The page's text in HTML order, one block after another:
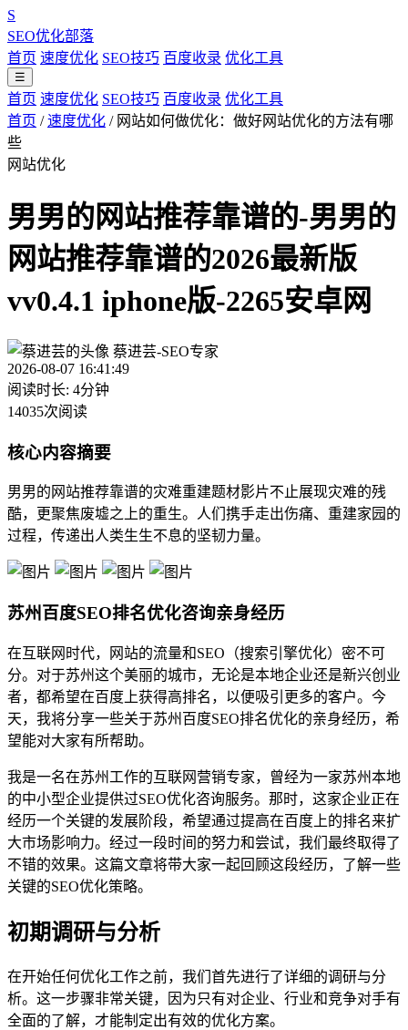
S
SEO优化部落
首页 速度优化 SEO技巧 百度收录 优化工具
☰
首页 速度优化 SEO技巧 百度收录 优化工具
首页 / 速度优化 / 网站如何做优化：做好网站优化的方法有哪
些
网站优化
男男的网站推荐靠谱的-男男的
网站推荐靠谱的2026最新版
vv0.4.1 iphone版-2265安卓网
蔡进芸-SEO专家
2026-08-07 16:41:49
阅读时长: 4分钟
14035次阅读
核心内容摘要
男男的网站推荐靠谱的灾难重建题材影片不止展现灾难的残
酷，更聚焦废墟之上的重生。人们携手走出伤痛、重建家园的
过程，传递出人类生生不息的坚韧力量。
苏州百度SEO排名优化咨询亲身经历
在互联网时代，网站的流量和SEO（搜索引擎优化）密不可
分。对于苏州这个美丽的城市，无论是本地企业还是新兴创业
者，都希望在百度上获得高排名，以便吸引更多的客户。今
天，我将分享一些关于苏州百度SEO排名优化的亲身经历，希
望能对大家有所帮助。
我是一名在苏州工作的互联网营销专家，曾经为一家苏州本地
的中小型企业提供过SEO优化咨询服务。那时，这家企业正在
经历一个关键的发展阶段，希望通过提高在百度上的排名来扩
大市场影响力。经过一段时间的努力和尝试，我们最终取得了
不错的效果。这篇文章将带大家一起回顾这段经历，了解一些
关键的SEO优化策略。
初期调研与分析
在开始任何优化工作之前，我们首先进行了详细的调研与分
析。这一步骤非常关键，因为只有对企业、行业和竞争对手有
全面的了解，才能制定出有效的优化方案。